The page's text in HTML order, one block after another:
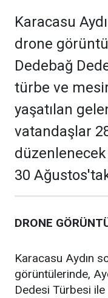
Karacasu
drone
Dedebağ
türbe ve
yaşatılan
vatandaşlar
30
DRONE
Karacasu Aydın
görüntülerinde,
Dedesi Türbesi ile